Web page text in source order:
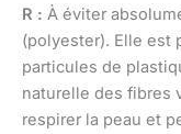
R : À éviter
(polyester). Elle est
particules de
naturelle des fibres
respirer la peau et